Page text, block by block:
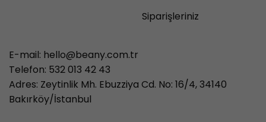
Siparişleriniz
E-mail: hello@beany.com.tr
Telefon: 532 013 42 43
Adres: Zeytinlik Mh. Ebuzziya Cd. No: 16/4, 34140
Bakırköy/İstanbul